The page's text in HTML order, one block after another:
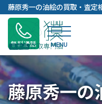
藤原秀一の油絵の買取・査定
無料通話
藤原秀一の